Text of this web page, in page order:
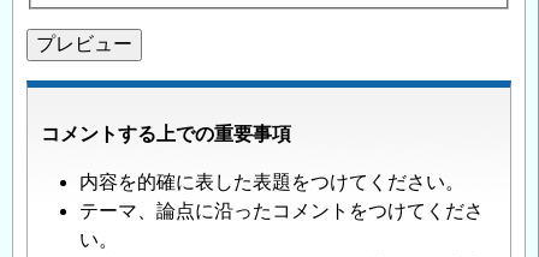
コメントする上での重要事項
内容を的確に表した表題をつけてください。
テーマ、論点に沿ったコメントをつけてくださ
い。